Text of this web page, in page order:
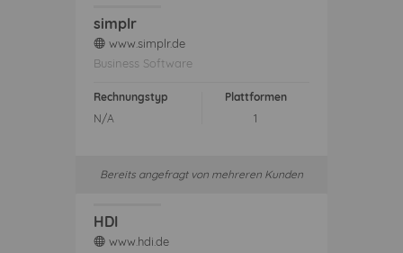
simplr
web www.simplr.de
Business Software
Rechnungstyp
N/A
Plattformen
1
Bereits angefragt von mehreren Kunden
HDI
web www.hdi.de